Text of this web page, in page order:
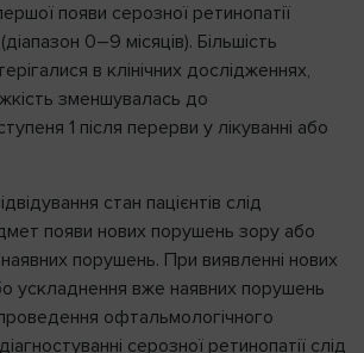
появи серозної ретинопатії
0–9 місяців). Більшість
в клінічних дослідженнях,
зменшувалась до
1 після перерви у лікуванні або
стан пацієнтів слід
появи нових порушень зору або
порушень. При виявленні нових
ускладнення вже наявних порушень
офтальмологічного
серозної ретинопатії слід